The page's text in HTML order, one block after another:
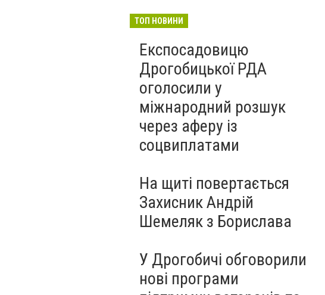
ТОП НОВИНИ
Експосадовицю
Дрогобицької РДА
оголосили у
міжнародний розшук
через аферу із
соцвиплатами
На щиті повертається
Захисник Андрій
Шемеляк з Борислава
У Дрогобичі обговорили
нові програми